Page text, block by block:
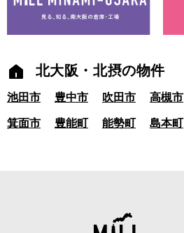
北大阪・北摂の物件
池田市 豊中市 吹田市 高槻市
箕面市 豊能町 能勢町 島本町